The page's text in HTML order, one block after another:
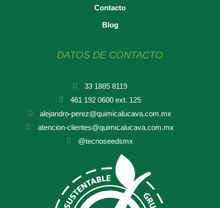
Contacto
Blog
DATOS DE CONTACTO
33 1885 8119
461 192 0600 ext. 125
alejandro-perez@quimicalucava.com.mx
atencion-clientes@quimicalucava.com.mx
@tecnoseedsmx